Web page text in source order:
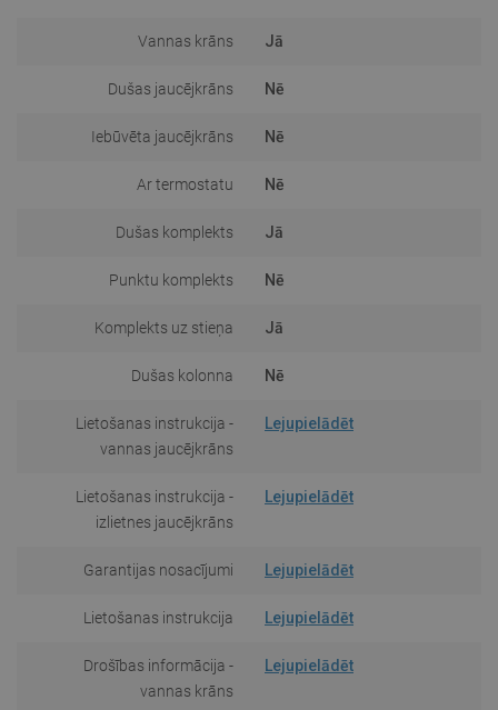
Vannas krāns Jā
Dušas jaucējkrāns Nē
Iebūvēta jaucējkrāns Nē
Ar termostatu Nē
Dušas komplekts Jā
Punktu komplekts Nē
Komplekts uz stieņa Jā
Dušas kolonna Nē
Lietošanas instrukcija -
vannas jaucējkrāns
Lejupielādēt
Lietošanas instrukcija -
izlietnes jaucējkrāns
Lejupielādēt
Garantijas nosacījumi Lejupielādēt
Lietošanas instrukcija Lejupielādēt
Drošības informācija -
vannas krāns
Lejupielādēt